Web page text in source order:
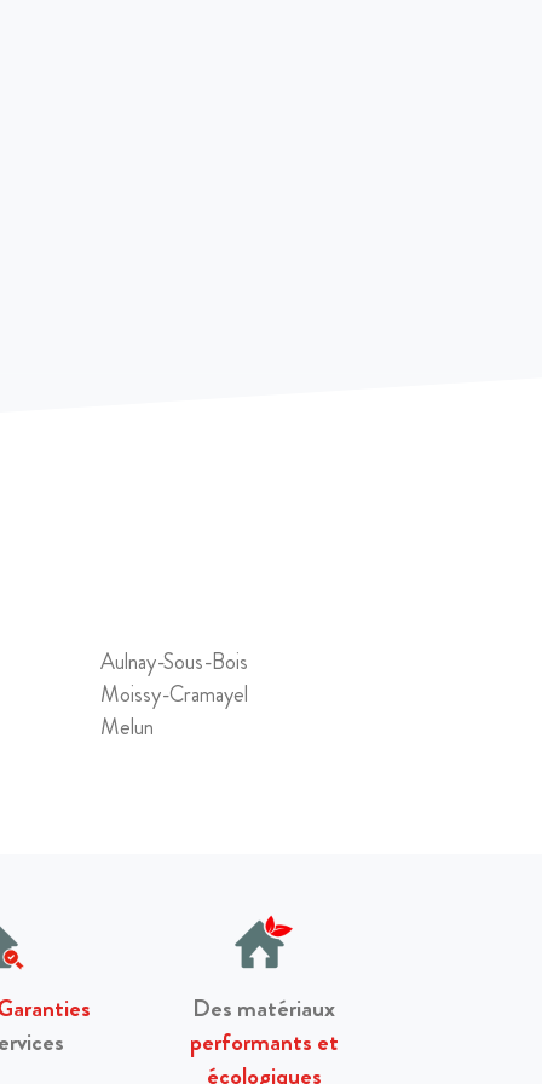
Aulnay-Sous-Bois
Moissy-Cramayel
Melun
Des matériaux
performants et
écologiques